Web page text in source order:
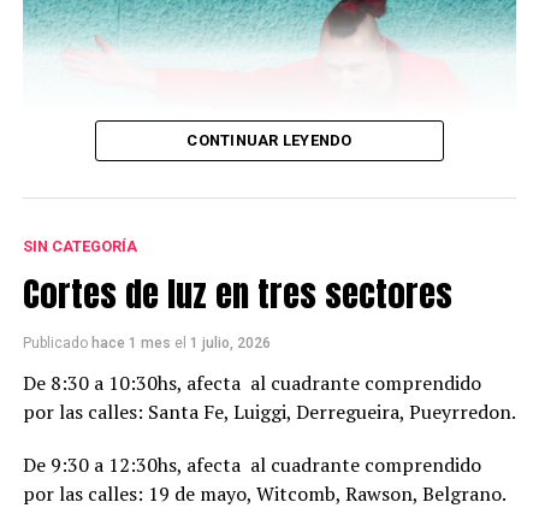
CONTINUAR LEYENDO
SIN CATEGORÍA
Cortes de luz en tres sectores
Publicado hace 1 mes el 1 julio, 2026
De 8:30 a 10:30hs, afecta al cuadrante comprendido
por las calles: Santa Fe, Luiggi, Derregueira, Pueyrredon.
De 9:30 a 12:30hs, afecta al cuadrante comprendido
por las calles: 19 de mayo, Witcomb, Rawson, Belgrano.